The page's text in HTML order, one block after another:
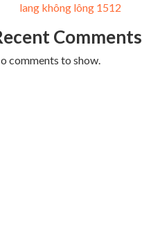
lang không lông 1512
Comments
comments to show.